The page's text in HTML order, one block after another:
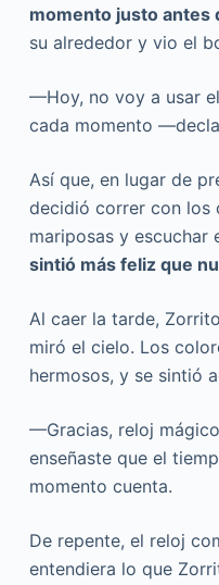
momento justo antes
su alrededor y vio el
—Hoy, no voy a usar
cada momento
Así que, en lugar de
decidió correr con los
mariposas y escuchar
sintió más feliz que
Al caer la tarde,
miró el cielo. Los
hermosos, y se sintió
—Gracias, reloj
enseñaste que el
momento cuenta.
De repente, el reloj
entendiera lo que